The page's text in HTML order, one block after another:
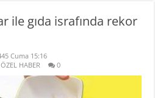
ile gıda israfında rekor
Cuma 15:16
,ÖZEL HABER 0